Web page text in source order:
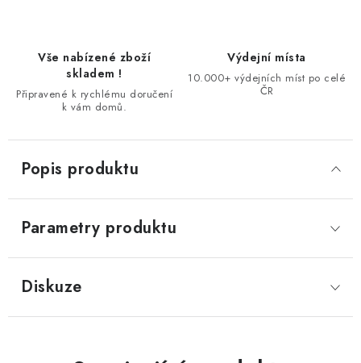
Vše nabízené zboží
skladem !
Připravené k rychlému doručení
k vám domů.
Výdejní místa
10.000+ výdejních míst po celé
ČR
Popis produktu
Parametry produktu
Diskuze